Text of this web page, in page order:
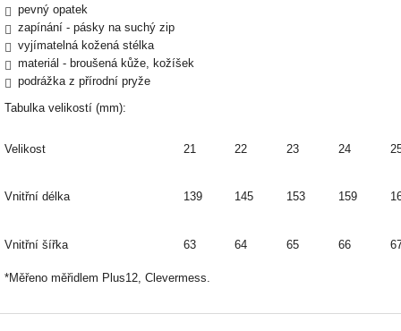
pevný opatek
zapínání - pásky na suchý zip
vyjímatelná kožená stélka
materiál - broušená kůže, kožíšek
podrážka z přírodní pryže
Tabulka velikostí (mm):
Velikost 21 22 23 24
Vnitřní délka 139 145 153 159
Vnitřní šířka 63 64 65 66
*Měřeno měřidlem Plus12, Clevermess.